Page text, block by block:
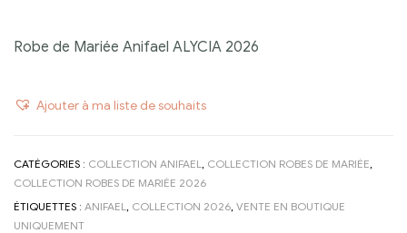
Robe de Mariée Anifael ALYCIA 2026
Ajouter à ma liste de souhaits
CATÉGORIES : COLLECTION ANIFAEL COLLECTION ROBES DE MARIÉE
COLLECTION ROBES DE MARIÉE 2026
ÉTIQUETTES : ANIFAEL COLLECTION 2026 VENTE EN BOUTIQUE
UNIQUEMENT